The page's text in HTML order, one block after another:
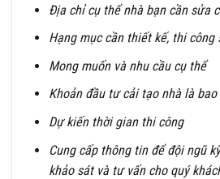
Địa chỉ cụ thể nhà bạn cần sửa
Hạng mục cần thiết kế, thi
Mong muốn và nhu cầu cụ thể
Khoản đầu tư cải tạo nhà là bao
Dự kiến thời gian thi công
Cung cấp thông tin để đội ngũ
khảo sát và tư vấn cho quý